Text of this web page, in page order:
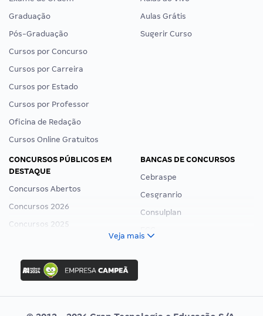
Graduação
Pós-Graduação
Cursos por Concurso
Cursos por Carreira
Cursos por Estado
Cursos por Professor
Oficina de Redação
Cursos Online Gratuitos
Aulas Grátis
Sugerir Curso
CONCURSOS PÚBLICOS EM
DESTAQUE
Concursos Abertos
Concursos 2026
Concursos 2025
Concurso Ibama
Concurso MPU
Editais publicados
BANCAS DE CONCURSOS
Cebraspe
Cesgranrio
Consulplan
Veja mais